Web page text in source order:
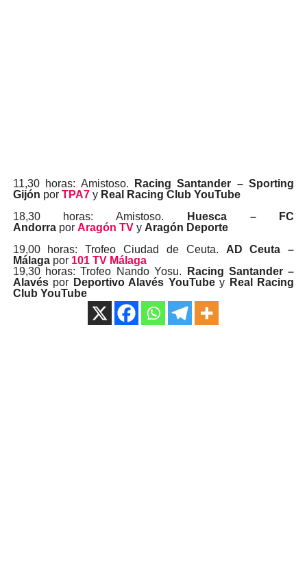
11,30 horas: Amistoso.
Racing Santander – Sporting
Gijón por TPA7y Real Racing Club YouTube
18,30 horas: Amistoso.
Huesca – FC
Andorra por Aragón TVy Aragón Deporte
19,00 horas: Trofeo Ciudad de Ceuta. AD Ceuta –
Málaga por 101 TV Málaga
19,30 horas: Trofeo Nando Yosu.
Racing Santander –
Alavés por Deportivo Alavés YouTubey Real Racing
Club YouTube